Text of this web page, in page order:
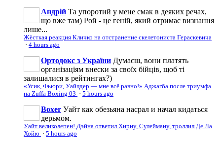
Андрій Та упоротий у мене смак в деяких речах,
що вже там) Рой - це геній, який отримає визнання
лише...
Жёсткая реакция Кличко на отстранение скелетониста Гераскевича
· 4 hours ago
Ортодокс з України Думаєш, вони платять
організаціям внески за своїх бійців, щоб ті
залишалися в рейтингах?)
«Усик, Фьюри, Уайлдер — мне всё равно!» Аджагба после триумфа
на Zuffa Boxing 03 · 5 hours ago
Boxer Уайт как обезьяна насрал и начал кидаться
дерьмом.
Уайт великолепен! Дэйна ответил Хирну, Сулейману, троллил Де Ла
Хойю · 5 hours ago